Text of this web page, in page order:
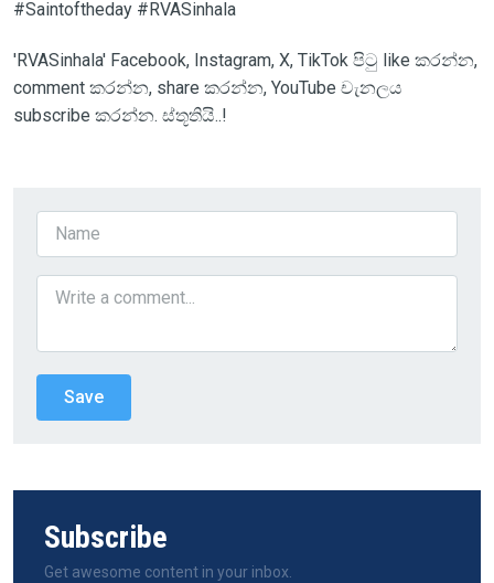
#Saintoftheday #RVASinhala
'RVASinhala' Facebook, Instagram, X, TikTok පිටු like කරන්න,
comment කරන්න, share කරන්න, YouTube චැනලය
subscribe කරන්න. ස්තූතියි..!
Subscribe
Get awesome content in your inbox.